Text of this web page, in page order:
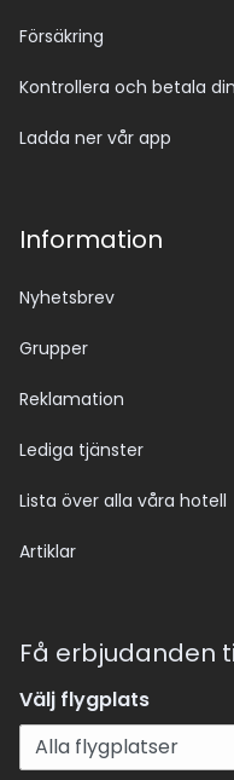
Försäkring
Kontrollera och betala
Ladda ner vår app
Information
Nyhetsbrev
Grupper
Reklamation
Lediga tjänster
Lista över alla våra hotell
Artiklar
Få erbjudanden
Välj flygplats